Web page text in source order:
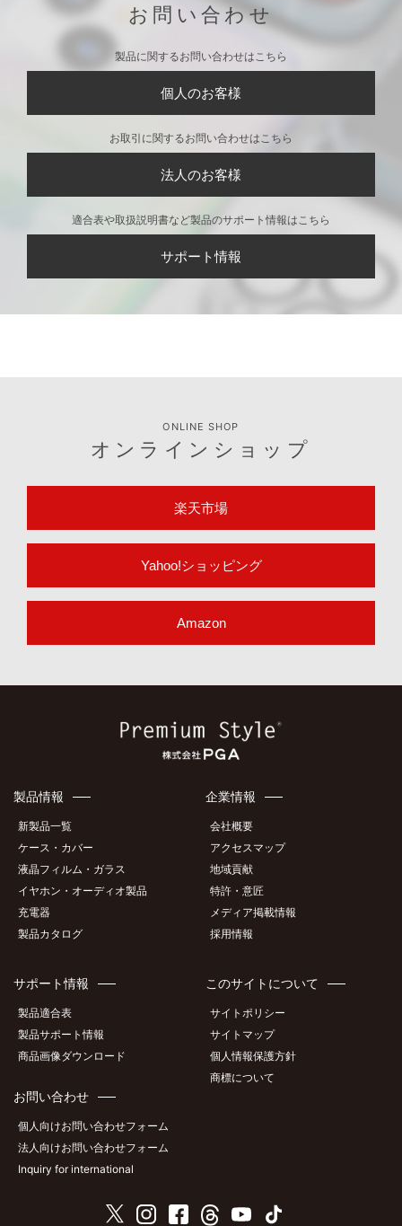
お問い合わせ
製品に関するお問い合わせはこちら
個人のお客様
お取引に関するお問い合わせはこちら
法人のお客様
適合表や取扱説明書など製品のサポート情報はこちら
サポート情報
ONLINE SHOP
オンラインショップ
楽天市場
Yahoo!ショッピング
Amazon
製品情報
新製品一覧
ケース・カバー
液晶フィルム・ガラス
イヤホン・オーディオ製品
充電器
製品カタログ
企業情報
会社概要
アクセスマップ
地域貢献
特許・意匠
メディア掲載情報
採用情報
サポート情報
製品適合表
製品サポート情報
商品画像ダウンロード
お問い合わせ
個人向けお問い合わせフォーム
法人向けお問い合わせフォーム
Inquiry for international
このサイトについて
サイトポリシー
サイトマップ
個人情報保護方針
商標について